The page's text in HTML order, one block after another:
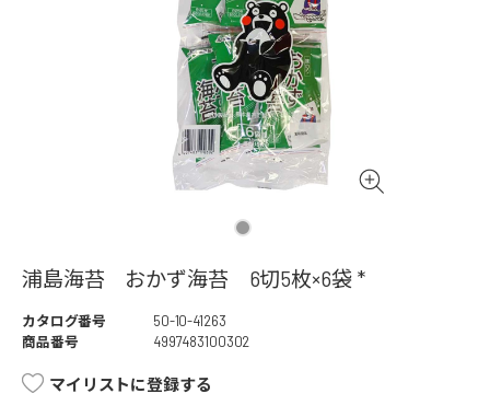
浦島海苔 おかず海苔 6切5枚×6袋 *
カタログ番号
50-10-41263
商品番号
4997483100302
マイリストに登録する